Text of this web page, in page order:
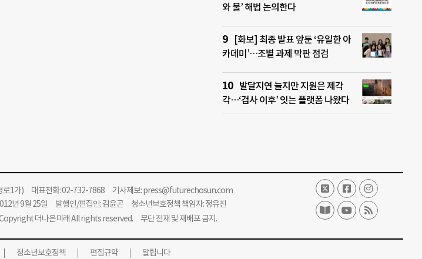
와 물’ 해법 논의한다
[화보] 최종 발표 앞둔 ‘유일한 아
카데미’…조별 과제 막판 점검
발달지연 늘지만 지원은 제각
각…‘검사 이후’ 잇는 플랫폼 나왔다
로1가) 대표전화: 02-732-7868 기사제보:press@futurechosun.com
년 9월 25일 발행인/편집인: 김윤곤 청소년보호정책 책임자: 정유진
더나은미래 All rights reserved. 무단 전재 및 재배포 금지.
청소년보호정책 편집규약 알립니다